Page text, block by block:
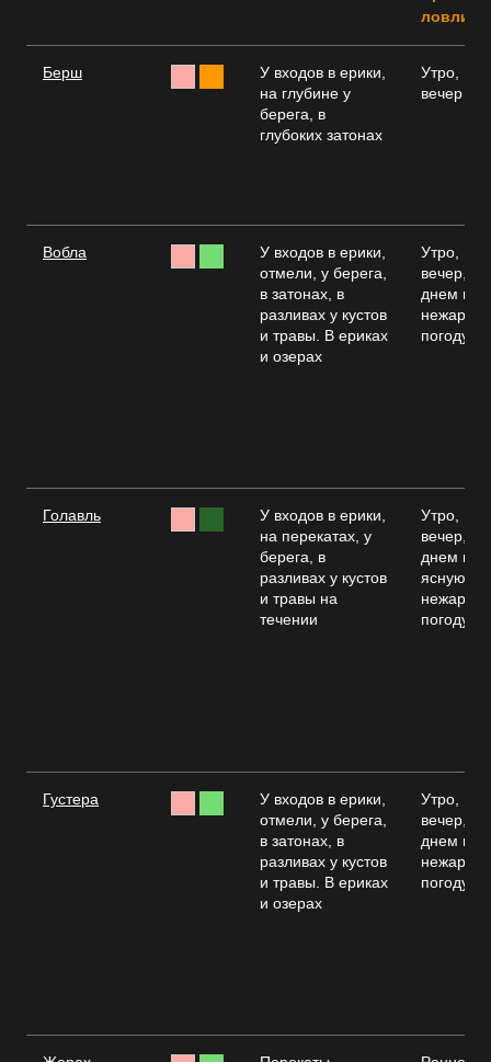
ловли
Берш
У входов в ерики,
на глубине у
берега, в
глубоких затонах
Утро,
вечер
Вобла
У входов в ерики,
отмели, у берега,
в затонах, в
разливах у кустов
и травы. В ериках
и озерах
Утро,
вечер,
днем в
погоду
Голавль
У входов в ерики,
на перекатах, у
берега, в
разливах у кустов
и травы на
течении
Утро,
вечер,
днем в
ясную
нежаркую
погоду
Густера
У входов в ерики,
отмели, у берега,
в затонах, в
разливах у кустов
и травы. В ериках
и озерах
Утро,
вечер,
днем в
погоду